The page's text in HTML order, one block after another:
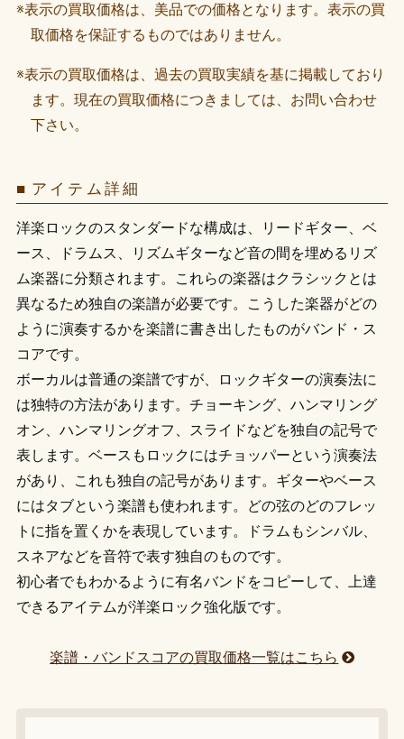
※表示の買取価格は、美品での価格となります。表示の買
取価格を保証するものではありません。
※表示の買取価格は、過去の買取実績を基に掲載しており
ます。現在の買取価格につきましては、お問い合わせ
下さい。
アイテム詳細
洋楽ロックのスタンダードな構成は、リードギター、ベ
ース、ドラムス、リズムギターなど音の間を埋めるリズ
ム楽器に分類されます。これらの楽器はクラシックとは
異なるため独自の楽譜が必要です。こうした楽器がどの
ように演奏するかを楽譜に書き出したものがバンド・ス
コアです。
ボーカルは普通の楽譜ですが、ロックギターの演奏法に
は独特の方法があります。チョーキング、ハンマリング
オン、ハンマリングオフ、スライドなどを独自の記号で
表します。ベースもロックにはチョッパーという演奏法
があり、これも独自の記号があります。ギターやベース
にはタブという楽譜も使われます。どの弦のどのフレッ
トに指を置くかを表現しています。ドラムもシンバル、
スネアなどを音符で表す独自のものです。
初心者でもわかるように有名バンドをコピーして、上達
できるアイテムが洋楽ロック強化版です。
楽譜・バンドスコアの買取価格一覧はこちら